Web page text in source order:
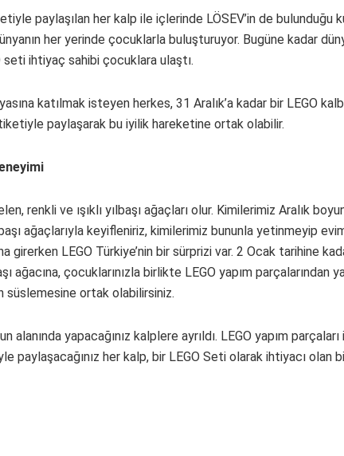
paylaşılan her kalp ile içlerinde LÖSEV’in de bulunduğu
her yerinde çocuklarla buluşturuyor. Bugüne kadar
ihtiyaç sahibi çocuklara ulaştı.
katılmak isteyen herkes, 31 Aralık’a kadar bir LEGO
paylaşarak bu iyilik hareketine ortak olabilir.
renkli ve ışıklı yılbaşı ağaçları olur. Kimilerimiz Aralık
ağaçlarıyla keyifleniriz, kimilerimiz bununla yetinmeyip
girerken LEGO Türkiye’nin bir sürprizi var. 2 Ocak tarihine
ağacına, çocuklarınızla birlikte LEGO yapım parçalarından
süslemesine ortak olabilirsiniz.
alanında yapacağınız kalplere ayrıldı. LEGO yapım
paylaşacağınız her kalp, bir LEGO Seti olarak ihtiyacı olan